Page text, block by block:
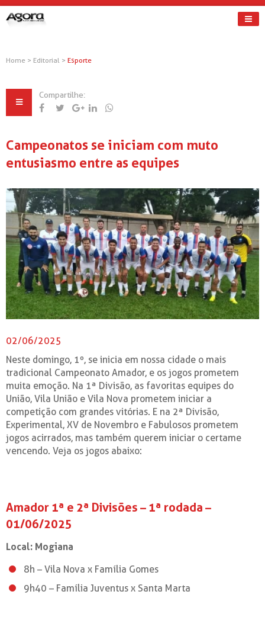
Home > Editorial > Esporte
Compartilhe:
Campeonatos se iniciam com muto
entusiasmo entre as equipes
02/06/2025
Neste domingo, 1º, se inicia em nossa cidade o mais
tradicional Campeonato Amador, e os jogos prometem
muita emoção. Na 1ª Divisão, as favoritas equipes do
União, Vila União e Vila Nova prometem iniciar a
competição com grandes vitórias. E na 2ª Divisão,
Experimental, XV de Novembro e Fabulosos prometem
jogos acirrados, mas também querem iniciar o certame
vencendo. Veja os jogos abaixo:
Amador 1ª e 2ª Divisões – 1ª rodada –
01/06/2025
Local: Mogiana
8h – Vila Nova x Família Gomes
9h40 – Família Juventus x Santa Marta